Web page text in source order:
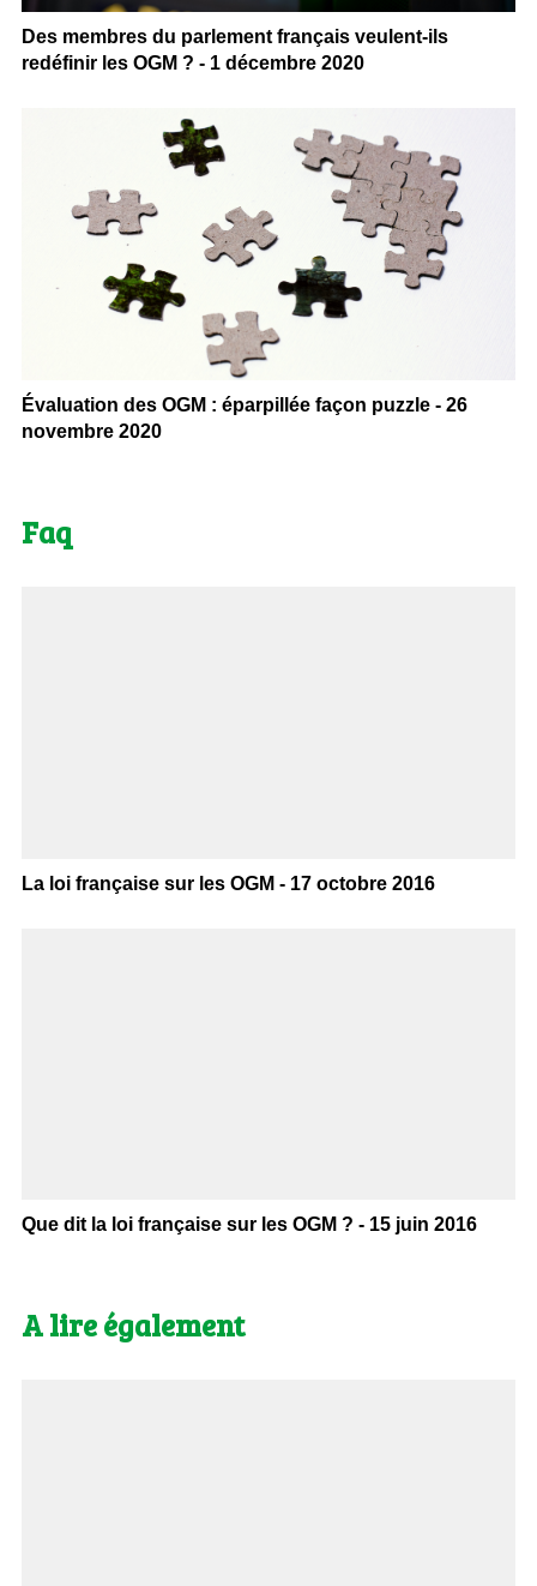
Des membres du parlement français veulent-ils
redéfinir les OGM ? - 1 décembre 2020
Évaluation des OGM : éparpillée façon puzzle - 26
novembre 2020
Faq
La loi française sur les OGM - 17 octobre 2016
Que dit la loi française sur les OGM ? - 15 juin 2016
A lire également